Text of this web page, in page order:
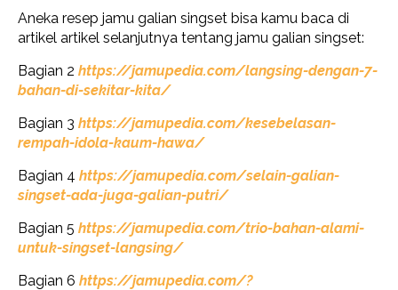
Aneka resep jamu galian singset bisa kamu baca di
artikel artikel selanjutnya tentang jamu galian singset:
Bagian 2 https://jamupedia.com/langsing-dengan-7-
bahan-di-sekitar-kita/
Bagian 3 https://jamupedia.com/kesebelasan-
rempah-idola-kaum-hawa/
Bagian 4 https://jamupedia.com/selain-galian-
singset-ada-juga-galian-putri/
Bagian 5 https://jamupedia.com/trio-bahan-alami-
untuk-singset-langsing/
Bagian 6 https://jamupedia.com/?